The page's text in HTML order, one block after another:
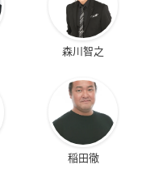
森川智之
稲田徹